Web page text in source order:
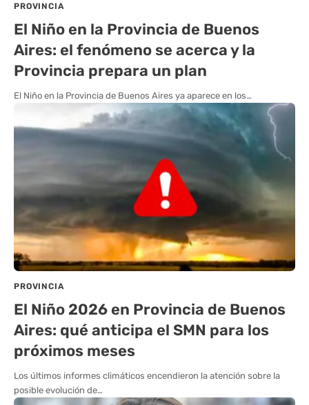
PROVINCIA
El Niño en la Provincia de Buenos
Aires: el fenómeno se acerca y la
Provincia prepara un plan
El Niño en la Provincia de Buenos Aires ya aparece en los…
PROVINCIA
El Niño 2026 en Provincia de Buenos
Aires: qué anticipa el SMN para los
próximos meses
Los últimos informes climáticos encendieron la atención sobre la
posible evolución de…